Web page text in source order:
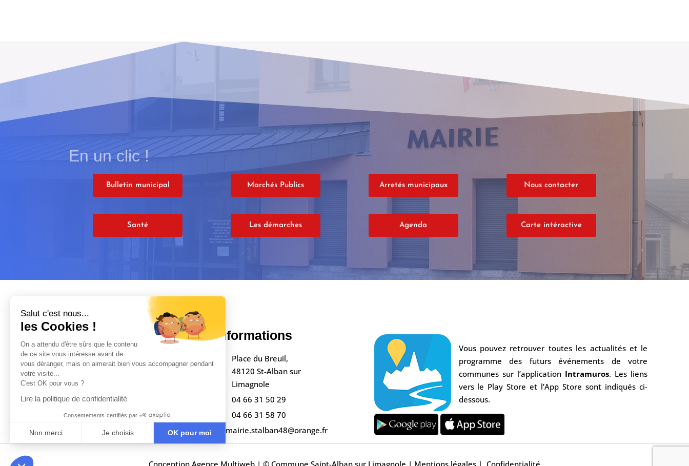
Salut c'est nous...
les Cookies !
On a attendu d'être sûrs que le contenu
de ce site vous intéresse avant de
vous déranger, mais on aimerait bien vous accompagner pendant
votre visite...
C'est OK pour vous ?
Lire la politique de confidentialité
Consentements certifiés par
Non merci Je choisis OK pour moi
En un clic !
Bulletin municipal Marchés Publics Arretés municipaux Nous contacter
Santé Les démarches Agenda Carte intéractive
Informations
Place du Breuil,
48120 St-Alban sur
Limagnole
04 66 31 50 29
04 66 31 58 70
mairie.stalban48@orange.fr
Vous pouvez retrouver toutes les actualités et le
programme des futurs événements de votre
communes sur l’application Intramuros. Les liens
vers le Play Store et l’App Store sont indiqués ci-
dessous.